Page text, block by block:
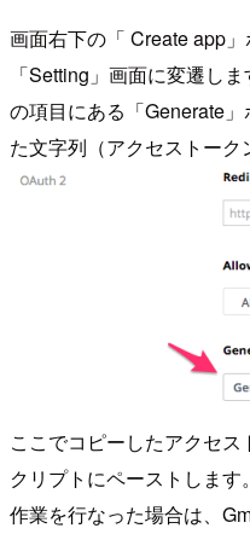
画面右下の「 Create app
「Setting」画面に変遷し
の項目にある「Generate
た文字列（アクセストーク
ここでコピーしたアクセ
クリプトにペーストしま
作業を行なった場合は、